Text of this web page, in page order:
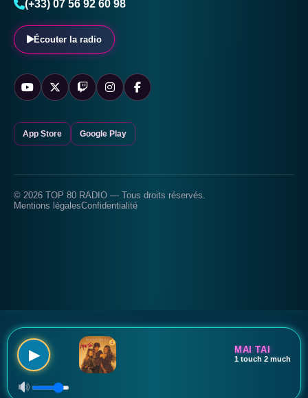
▶ MAI TAI
1 touch 2 much
(+33) 07 56 92 60 98
Écouter la radio
App Store Google Play
© 2026 TOP 80 RADIO — Tous droits réservés.
Mentions légalesConfidentialité